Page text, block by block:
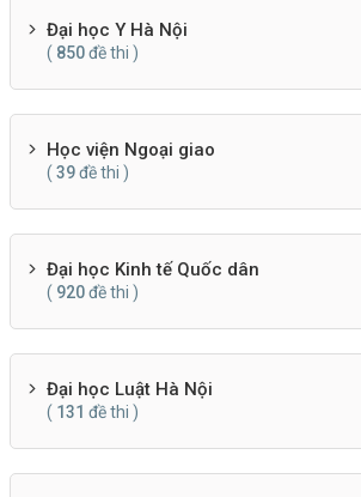
Đại học Y Hà Nội
( 850đề thi )
Học viện Ngoại giao
( 39đề thi )
Đại học Kinh tế Quốc dân
( 920đề thi )
Đại học Luật Hà Nội
( 131 đề thi )